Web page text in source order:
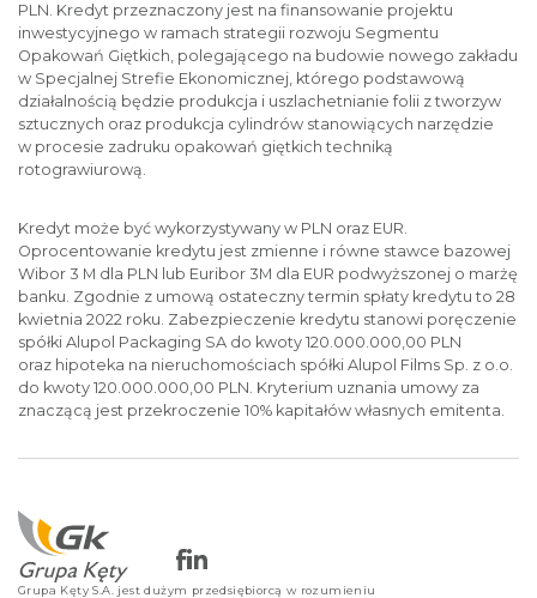
PLN. Kredyt przeznaczony jest na finansowanie projektu
inwestycyjnego w ramach strategii rozwoju Segmentu
Opakowań Giętkich, polegającego na budowie nowego zakładu
w Specjalnej Strefie Ekonomicznej, którego podstawową
działalnością będzie produkcja i uszlachetnianie folii z tworzyw
sztucznych oraz produkcja cylindrów stanowiących narzędzie
w procesie zadruku opakowań giętkich techniką
rotograwiurową.
Kredyt może być wykorzystywany w PLN oraz EUR.
Oprocentowanie kredytu jest zmienne i równe stawce bazowej
Wibor 3 M dla PLN lub Euribor 3M dla EUR podwyższonej o marżę
banku. Zgodnie z umową ostateczny termin spłaty kredytu to 28
kwietnia 2022 roku. Zabezpieczenie kredytu stanowi poręczenie
spółki Alupol Packaging SA do kwoty 120.000.000,00 PLN
oraz hipoteka na nieruchomościach spółki Alupol Films Sp. z o.o.
do kwoty 120.000.000,00 PLN. Kryterium uznania umowy za
znaczącą jest przekroczenie 10% kapitałów własnych emitenta.
Grupa Kęty S.A. jest dużym przedsiębiorcą w rozumieniu